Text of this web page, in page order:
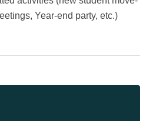
Year-end party, etc.)